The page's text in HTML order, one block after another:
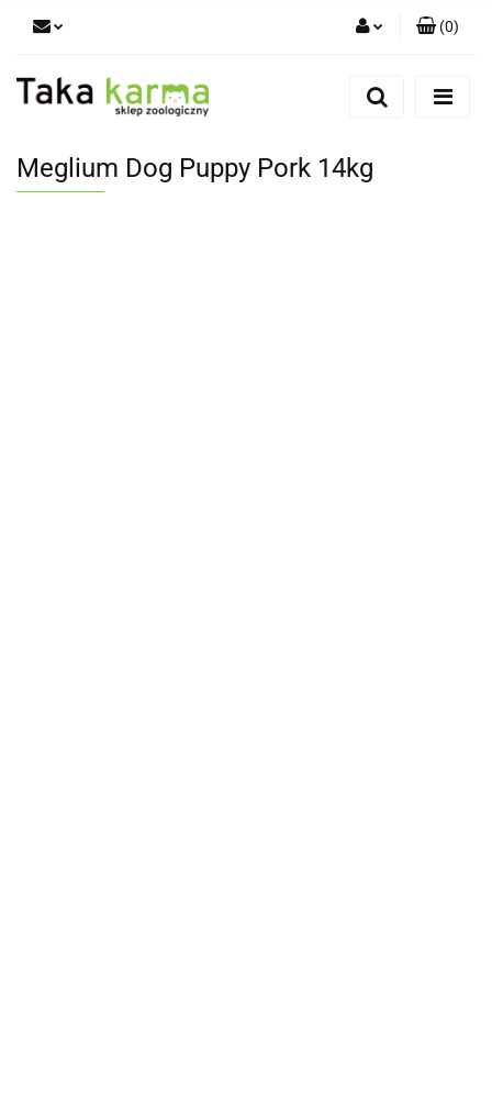
Zaloguj się
Zgody cookies
(0)
Meglium Dog Puppy Pork 14kg